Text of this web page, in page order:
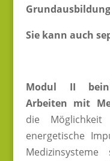
Sie kann auch
Modul II
Arbeiten mit
die
energetische